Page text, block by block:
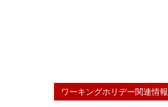
ワーキングホリデー関連情報